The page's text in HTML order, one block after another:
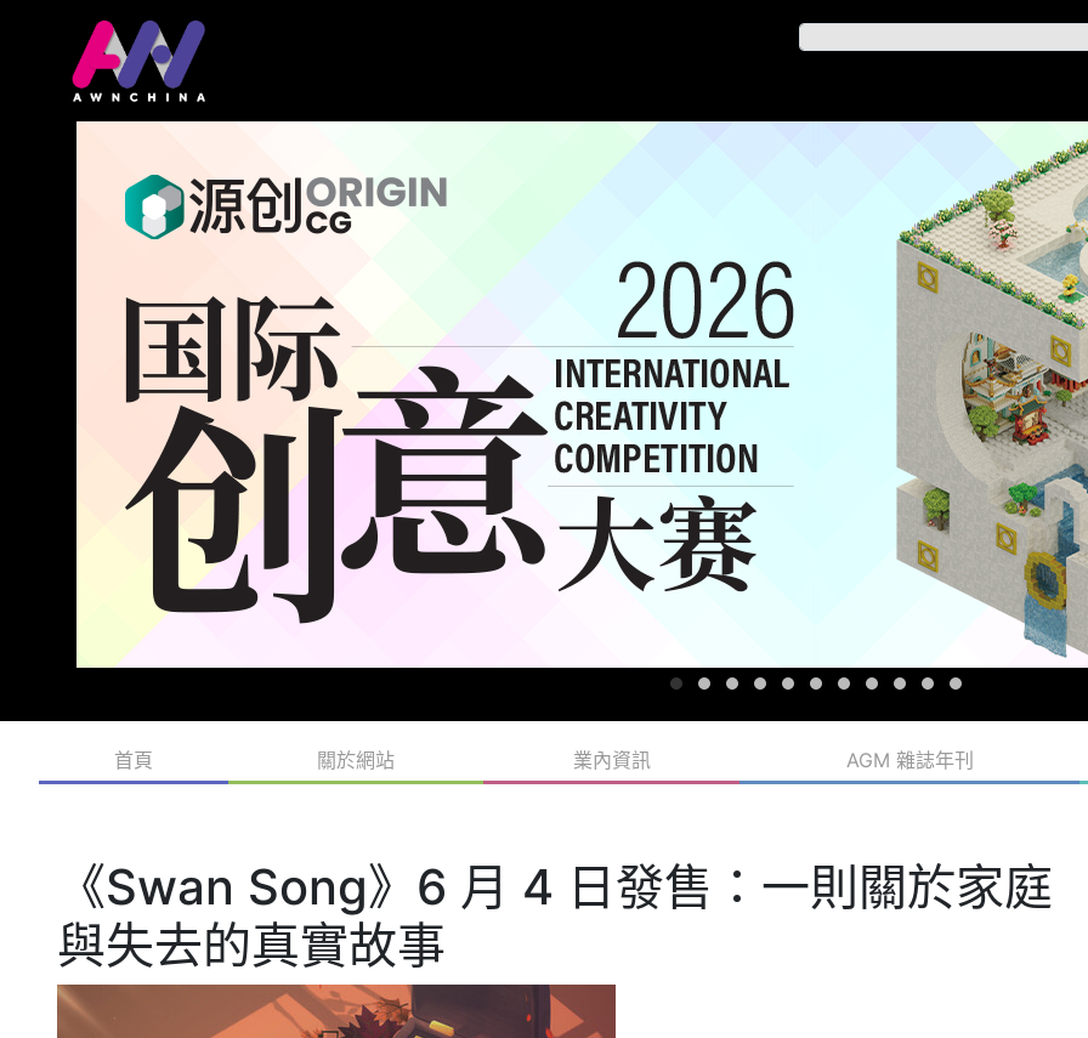
首頁 關於網站 業內資訊 AGM 雜誌年刊
《Swan Song》6 月 4 日發售：一則關於家庭
與失去的真實故事